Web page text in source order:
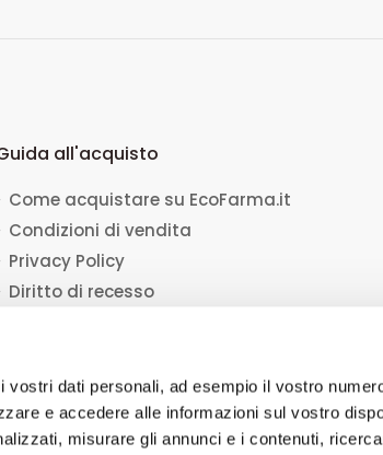
vostri dati personali, ad esempio il vostro
e accedere alle informazioni sul vostro
misurare gli annunci e i contenuti,
all'acquisto
Come acquistare su EcoFarma.it
Condizioni di vendita
Privacy Policy
Diritto di recesso
viale Luca Gaurico 9/11 00143Roma(RM)P.IVA12432541006